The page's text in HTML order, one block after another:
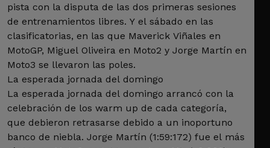
pista con la disputa de las dos primeras sesiones
de entrenamientos libres. Y el sábado en las
clasificatorias, en las que Maverick Viñales en
MotoGP, Miguel Oliveira en Moto2 y Jorge Martín en
Moto3 se llevaron las poles.
La esperada jornada del domingo
La esperada jornada del domingo arrancó con la
celebración de los warm up de cada categoría,
que debieron retrasarse debido a un inoportuno
banco de niebla. Jorge Martín (1:59:172) fue el más